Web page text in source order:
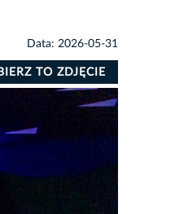
Data: 2026-05-31
TO ZDJĘCIE